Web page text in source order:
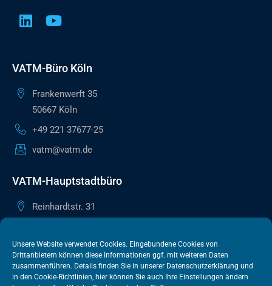
Unsere Website verwendet Cookies. Eingebundene Cookies von
Drittanbietern können diese Informationen ggf. mit weiteren Daten
zusammenführen. Details finden Sie in unserer Datenschutzerklärung und
in den Cookie-Richtlinien, hier können Sie auch Ihre Einstellungen ändern
VATM-Büro Köln
Frankenwerft 35
50667 Köln
+49 221 37677-25
vatm@vatm.de
VATM-Hauptstadtbüro
Reinhardtstr. 31
+49 30 505615-38
berlin@vatm.de